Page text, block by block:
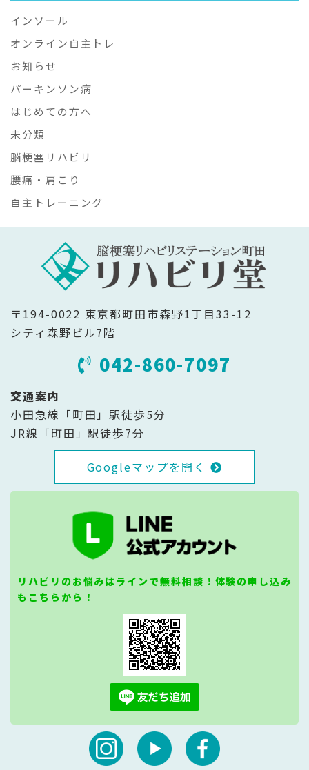
インソール
オンライン自主トレ
お知らせ
パーキンソン病
はじめての方へ
未分類
脳梗塞リハビリ
腰痛・肩こり
自主トレーニング
〒194-0022 東京都町田市森野1丁目33-12
シティ森野ビル7階
042-860-7097
交通案内
小田急線「町田」駅徒歩5分
JR線「町田」駅徒歩7分
Googleマップを開く
リハビリのお悩みはラインで無料相談！体験の申し込み
もこちらから！